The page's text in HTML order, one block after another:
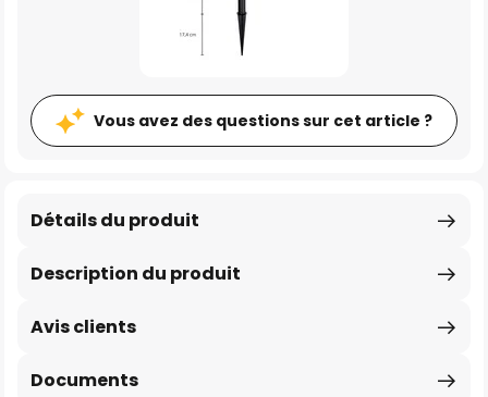
Vous avez des questions sur cet article ?
Description du produit
Détails du produit
Avis clients
Documents